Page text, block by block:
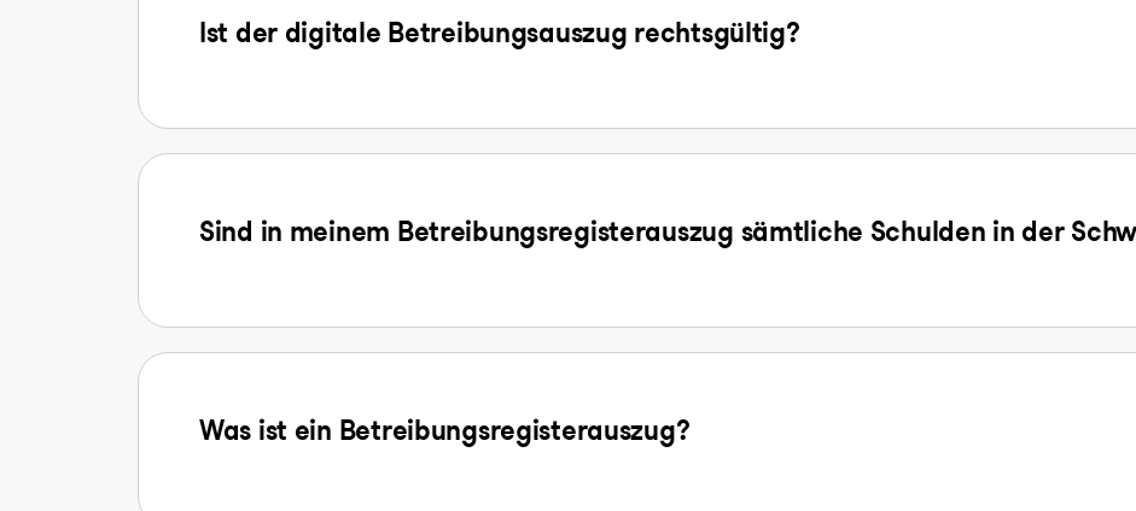
Ist der digitale Betreibungsauszug rechtsgültig?
Sind in meinem Betreibungsregisterauszug sämtliche Schulden in der
Was ist ein Betreibungsregisterauszug?